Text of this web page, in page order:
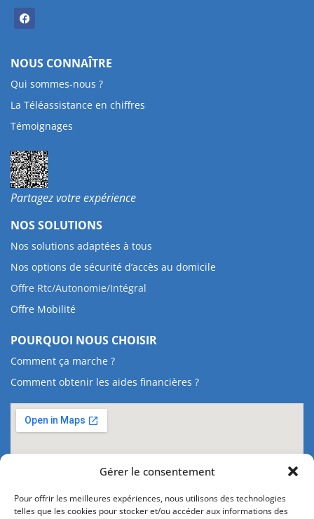
Gérer le consentement
Pour offrir les meilleures expériences, nous utilisons des technologies
telles que les cookies pour stocker et/ou accéder aux informations des
NOUS CONNAÎTRE
Qui sommes-nous ?
La Téléassistance en chiffres
Témoignages
Partagez votre expérience
NOS SOLUTIONS
Nos solutions adaptées à tous
Nos options de sécurité d’accès au domicile
Offre Rtc/Autonomie/Intégral
Offre Mobilité
POURQUOI NOUS CHOISIR
Comment ça marche ?
Comment obtenir les aides financières ?